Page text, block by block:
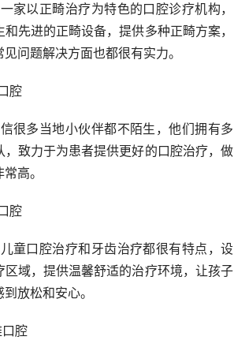
先进的正畸设备，提供多种正畸方案，
问题解决方面也都很有实力。
腔
，致力于为患者提供更好的口腔治疗，做
高。
腔
区域，提供温馨舒适的治疗环境，让孩子
放松和安心。
口腔